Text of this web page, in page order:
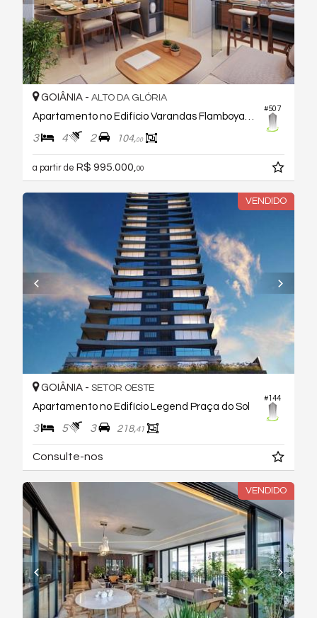
#507
GOIÂNIA - ALTO DA GLÓRIA
3 4 2 104,00
a partir de R$ 995.000,00
VENDIDO
#144
GOIÂNIA - SETOR OESTE
Apartamento no Edifício Legend Praça do Sol
3 5 3 218,41
Consulte-nos
VENDIDO